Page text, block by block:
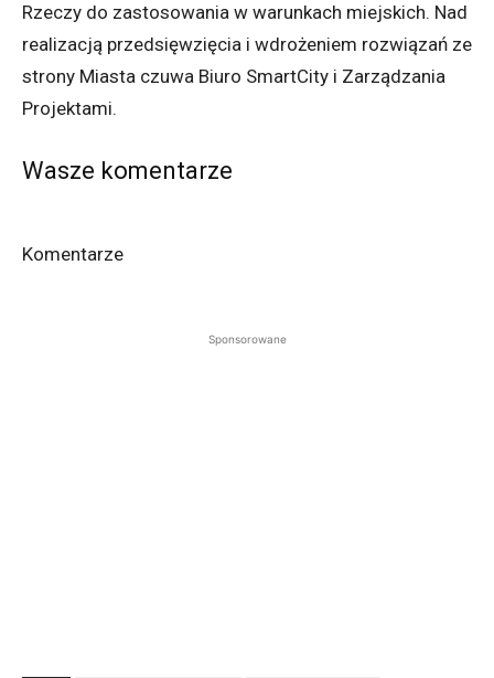
Rzeczy do zastosowania w warunkach miejskich. Nad
realizacją przedsięwzięcia i wdrożeniem rozwiązań ze
strony Miasta czuwa Biuro SmartCity i Zarządzania
Projektami.
Wasze komentarze
Komentarze
Sponsorowane